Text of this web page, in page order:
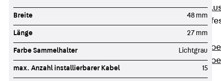
Zurück
Breite 48 mm
Länge 27 mm
Farbe Sammelhalter Lichtgrau
max. Anzahl installierbarer Kabel 15